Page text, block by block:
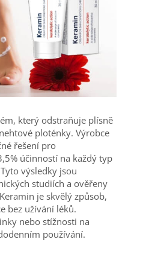
který odstraňuje plísně
ploténky. Výrobce
řešení pro
účinností na každý typ
výsledky jsou
studiích a ověřeny
je skvělý způsob,
bez užívání léků.
nebo stížnosti na
používání.